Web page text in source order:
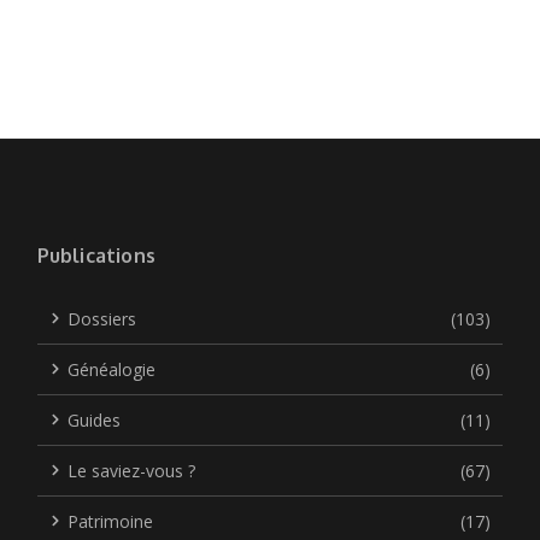
Publications
Dossiers (103)
Généalogie (6)
Guides (11)
Le saviez-vous ? (67)
Patrimoine (17)